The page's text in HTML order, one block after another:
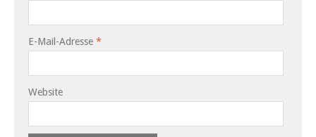
E-Mail-Adresse *
Website